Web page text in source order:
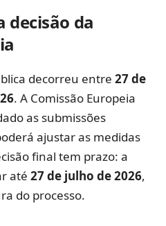
decisão da
decorreu entre 27 de
. A Comissão Europeia
as submissões
ajustar as medidas
final tem prazo: a
até 27 de julho de 2026,
do processo.